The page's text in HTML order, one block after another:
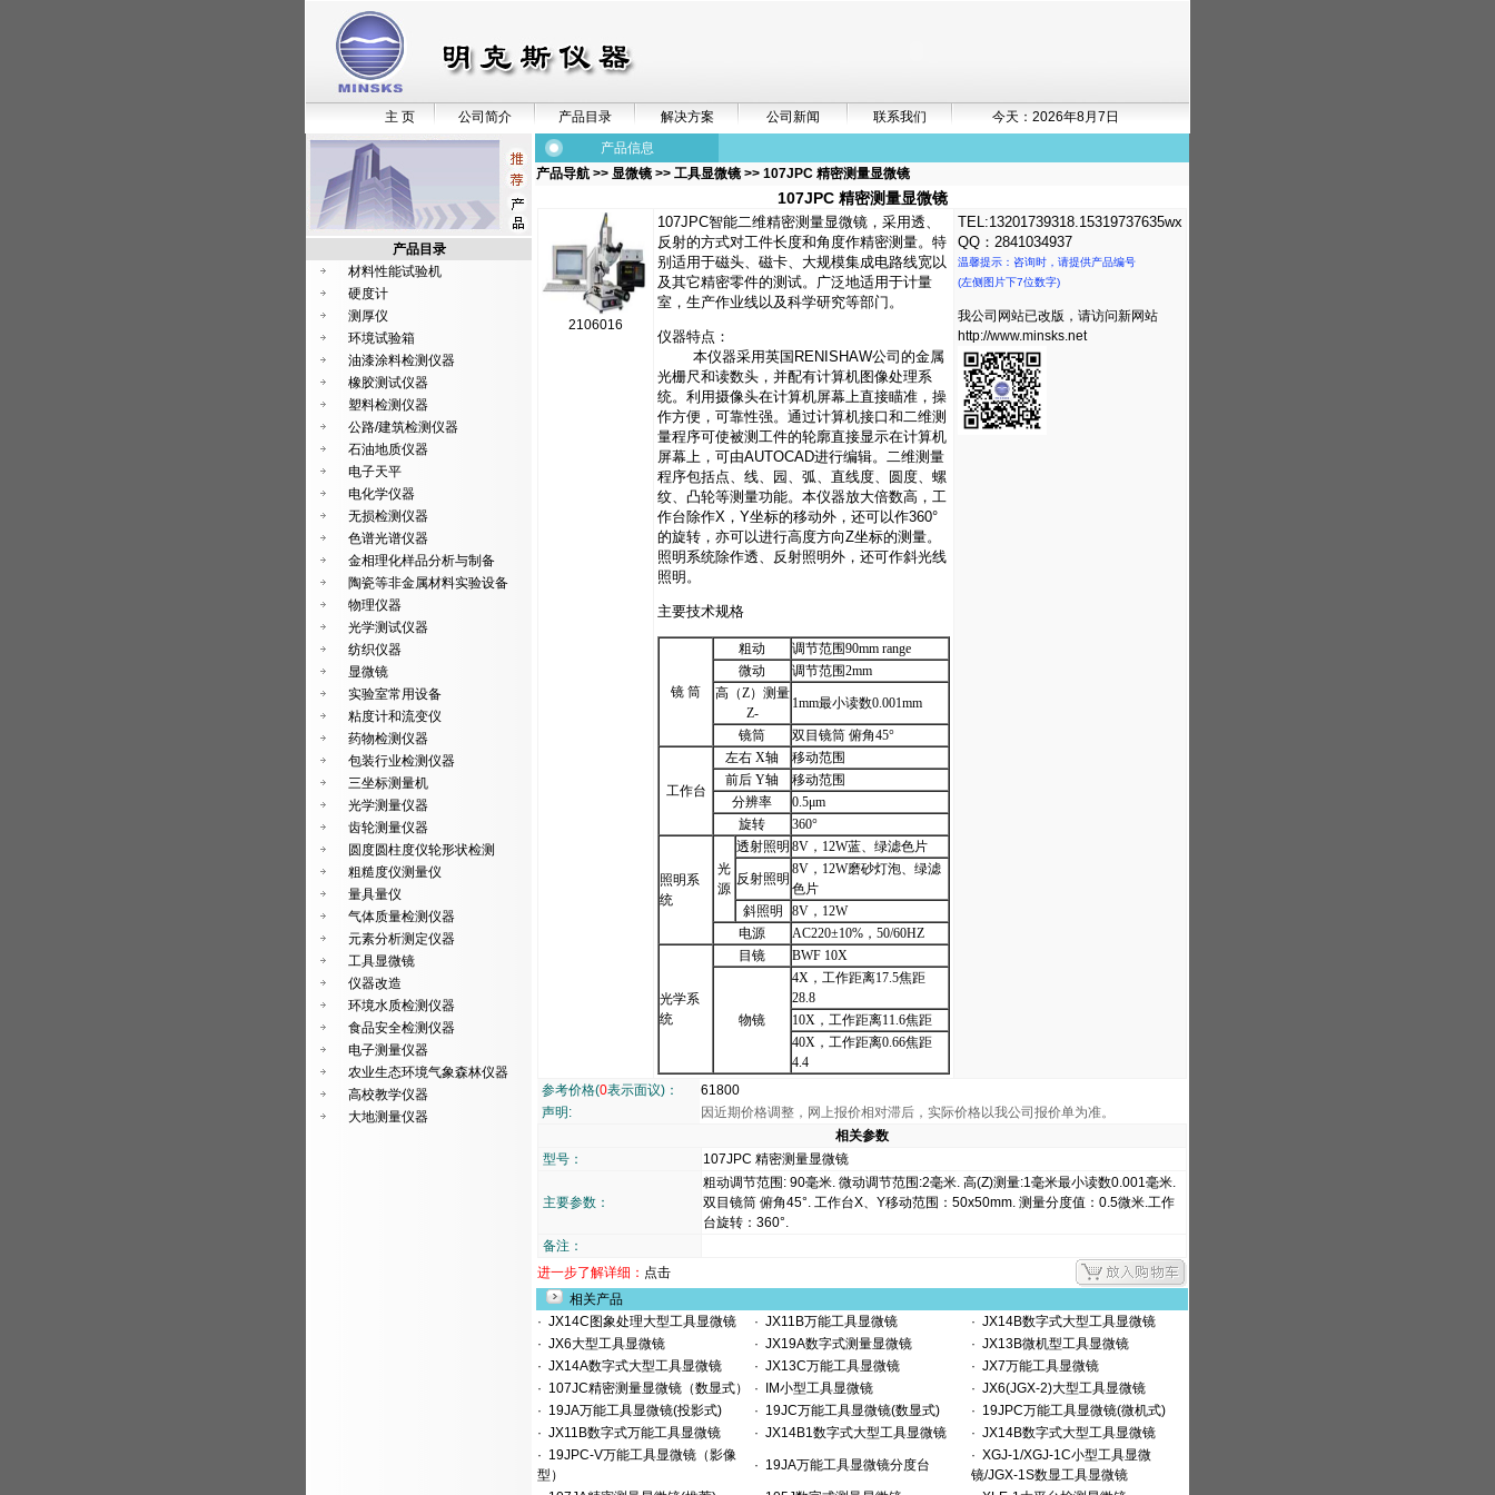
主 页 公司简介 产品目录 解决方案 公司新闻 联系我们 今天：2026年8月7日
产品目录
材料性能试验机
硬度计
测厚仪
环境试验箱
油漆涂料检测仪器
橡胶测试仪器
塑料检测仪器
公路/建筑检测仪器
石油地质仪器
电子天平
电化学仪器
无损检测仪器
色谱光谱仪器
金相理化样品分析与制备
陶瓷等非金属材料实验设备
物理仪器
光学测试仪器
纺织仪器
显微镜
实验室常用设备
粘度计和流变仪
药物检测仪器
包装行业检测仪器
三坐标测量机
光学测量仪器
齿轮测量仪器
圆度圆柱度仪轮形状检测
粗糙度仪测量仪
量具量仪
气体质量检测仪器
元素分析测定仪器
工具显微镜
仪器改造
环境水质检测仪器
食品安全检测仪器
电子测量仪器
农业生态环境气象森林仪器
高校教学仪器
大地测量仪器
产品信息
产品导航 >> 显微镜 >> 工具显微镜 >> 107JPC 精密测量显微镜
107JPC 精密测量显微镜
2106016
107JPC智能二维精密测量显微镜，采用透、
反射的方式对工件长度和角度作精密测量。特
别适用于磁头、磁卡、大规模集成电路线宽以
及其它精密零件的测试。广泛地适用于计量
室，生产作业线以及科学研究等部门。
仪器特点：
本仪器采用英国RENISHAW公司的金属
光栅尺和读数头，并配有计算机图像处理系
统。利用摄像头在计算机屏幕上直接瞄准，操
作方便，可靠性强。通过计算机接口和二维测
量程序可使被测工件的轮廓直接显示在计算机
屏幕上，可由AUTOCAD进行编辑。二维测量
程序包括点、线、园、弧、直线度、圆度、螺
纹、凸轮等测量功能。本仪器放大倍数高，工
作台除作X，Y坐标的移动外，还可以作360°
的旋转，亦可以进行高度方向Z坐标的测量。
照明系统除作透、反射照明外，还可作斜光线
照明。
主要技术规格
镜 筒
粗动 调节范围90mm range
微动
调节范围2mm
高（Z）测量
Z-
1mm最小读数0.001mm
镜筒 双目镜筒 俯角45°
工作台
左右 X轴
移动范围
前后 Y轴
移动范围
分辨率
0.5μm
旋转
360°
照明系
统
光
源
透射照明 8V ， 12W蓝、绿滤色片
反射照明
8V ， 12W磨砂灯泡、绿滤
色片
斜照明
8V ， 12W
电源
AC220±10% ， 50/60HZ
光学系
统
目镜 BWF 10X
物镜
4X ，工作距离17.5焦距
28.8
10X ，工作距离11.6焦距
40X ，工作距离0.66焦距
4.4
TEL:13201739318.15319737635wx
QQ：2841034937
温馨提示：咨询时，请提供产品编号
(左侧图片下7位数字)
我公司网站已改版，请访问新网站
http://www.minsks.net
参考价格(0表示面议)：
61800
声明:
因近期价格调整，网上报价相对滞后，实际价格以我公司报价单为准。
相关参数
型号：
107JPC 精密测量显微镜
主要参数：
粗动调节范围: 90毫米. 微动调节范围:2毫米. 高(Z)测量:1毫米最小读数0.001毫米.
双目镜筒 俯角45°. 工作台X、Y移动范围：50x50mm. 测量分度值：0.5微米.工作
台旋转：360°.
备注：
进一步了解详细： 点击
相关产品
· JX14C图象处理大型工具显微镜 · JX11B万能工具显微镜 · JX14B数字式大型工具显微镜
· JX6大型工具显微镜 · JX19A数字式测量显微镜 · JX13B微机型工具显微镜
· JX14A数字式大型工具显微镜 · JX13C万能工具显微镜 · JX7万能工具显微镜
· 107JC精密测量显微镜（数显式） · IM小型工具显微镜 · JX6(JGX-2)大型工具显微镜
· 19JA万能工具显微镜(投影式) · 19JC万能工具显微镜(数显式) · 19JPC万能工具显微镜(微机式)
· JX11B数字式万能工具显微镜 · JX14B1数字式大型工具显微镜 · JX14B数字式大型工具显微镜
· 19JPC-V万能工具显微镜（影像
型）
· 19JA万能工具显微镜分度台
· XGJ-1/XGJ-1C小型工具显微
镜/JGX-1S数显工具显微镜